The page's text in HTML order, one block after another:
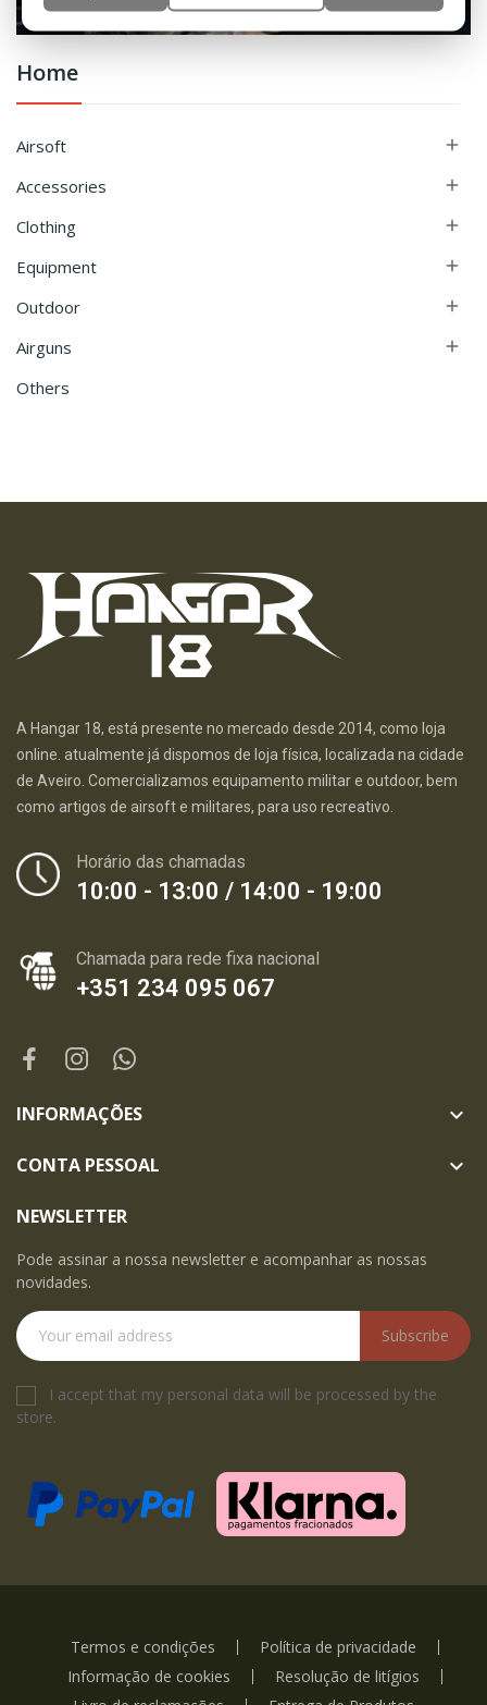
Home
Airsoft 
Accessories 
Clothing 
Equipment 
Outdoor 
Airguns 
Others
A Hangar 18, está presente no mercado desde 2014, como loja
online. atualmente já dispomos de loja física, localizada na cidade
de Aveiro. Comercializamos equipamento militar e outdoor, bem
como artigos de airsoft e militares, para uso recreativo.
Horário das chamadas
10:00 - 13:00 / 14:00 - 19:00
Chamada para rede fixa nacional
+351 234 095 067
INFORMAÇÕES 
CONTA PESSOAL 
NEWSLETTER
Pode assinar a nossa newsletter e acompanhar as nossas
novidades.
Subscribe
I accept that my personal data will be processed by the
store.
Termos e condições
Política de privacidade
Informação de cookies
Resolução de litígios